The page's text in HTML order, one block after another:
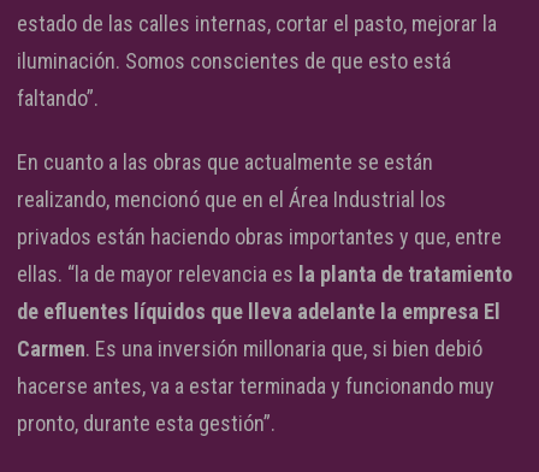
estado de las calles internas, cortar el pasto, mejorar la
iluminación. Somos conscientes de que esto está
faltando”.
En cuanto a las obras que actualmente se están
realizando, mencionó que en el Área Industrial los
privados están haciendo obras importantes y que, entre
ellas. “la de mayor relevancia es la planta de tratamiento
de efluentes líquidos que lleva adelante la empresa El
Carmen. Es una inversión millonaria que, si bien debió
hacerse antes, va a estar terminada y funcionando muy
pronto, durante esta gestión”.